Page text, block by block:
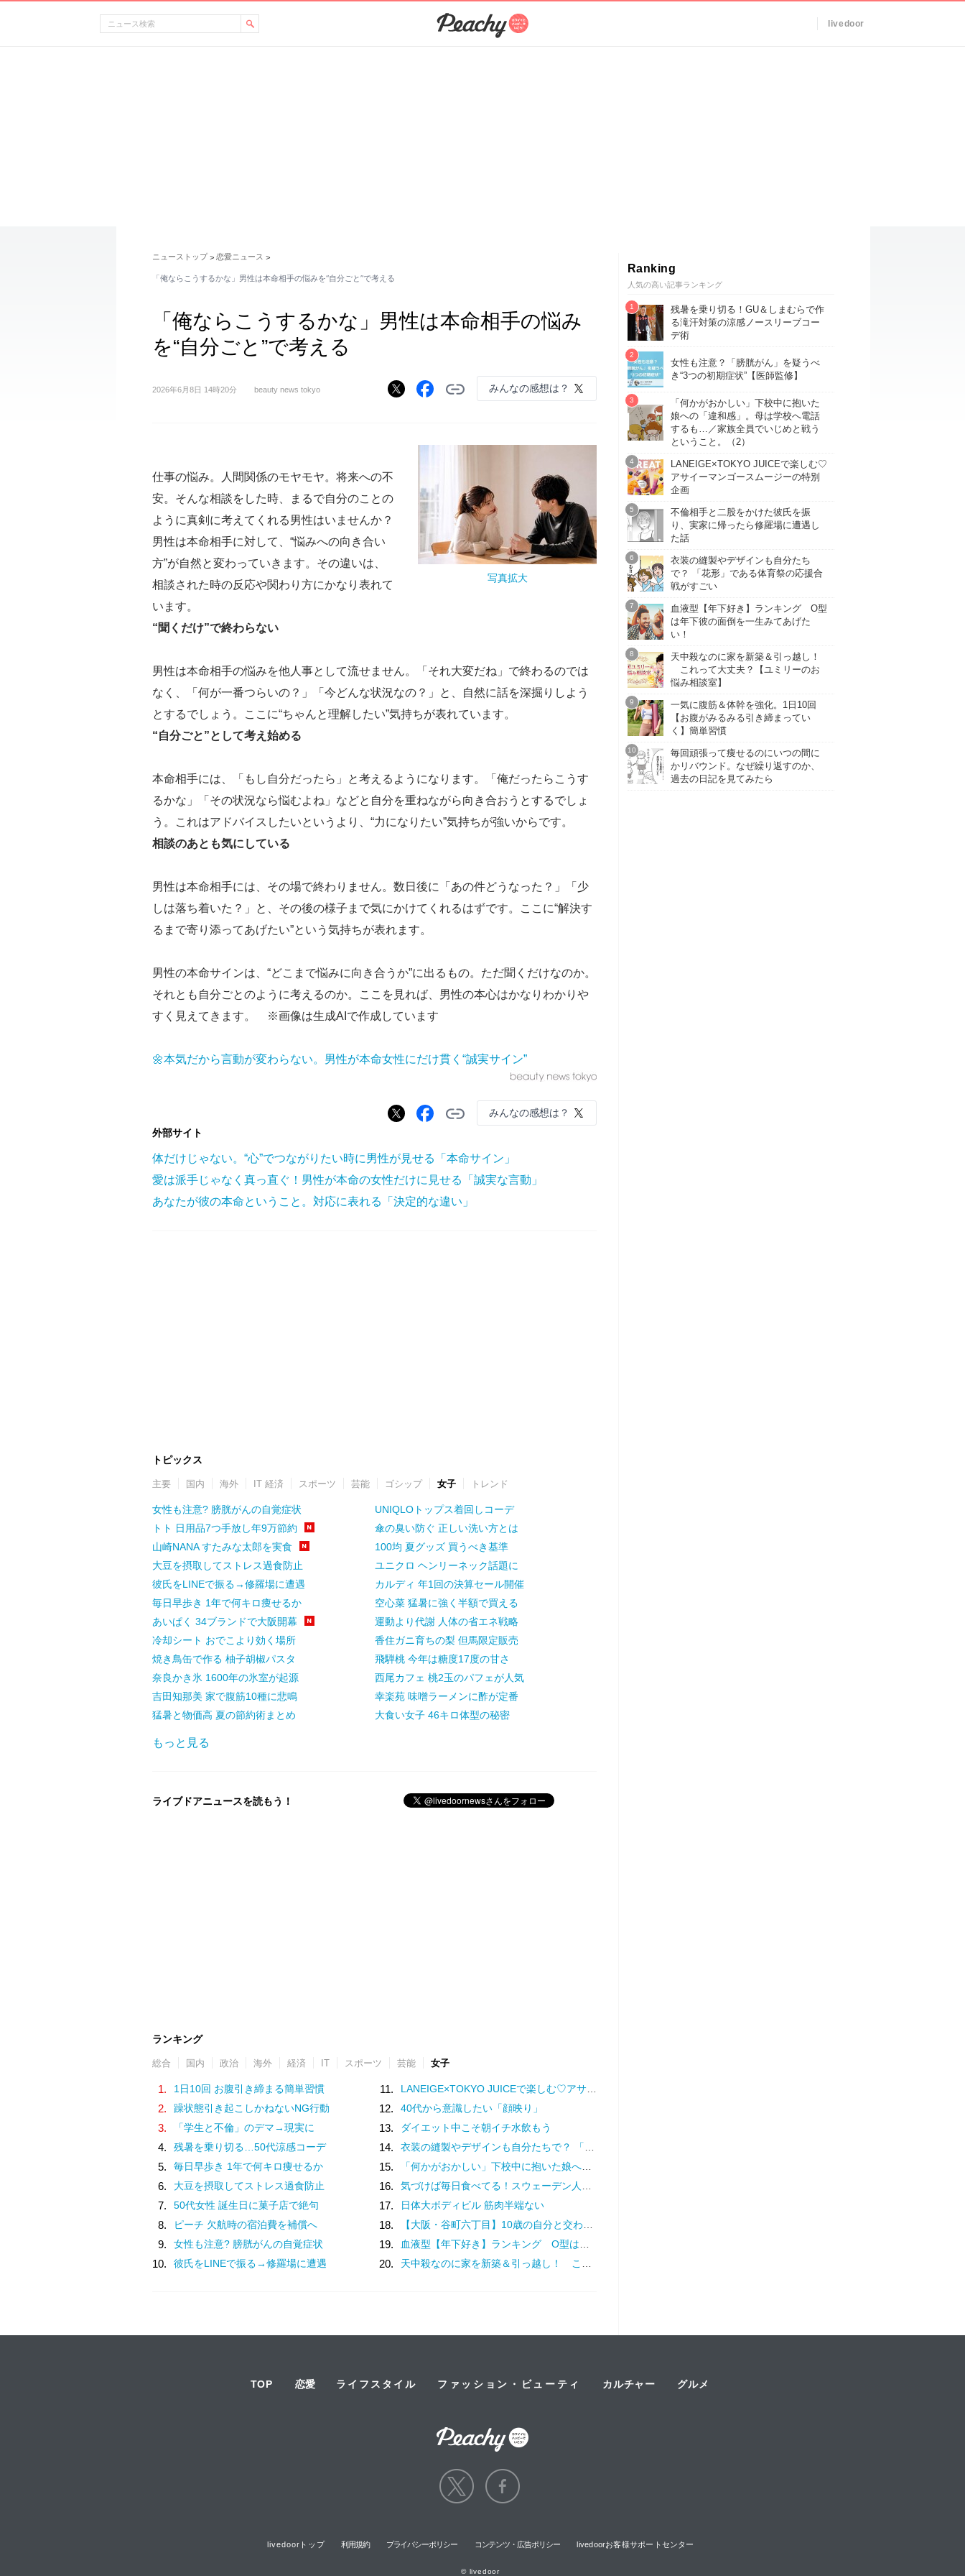
livedoor
ニューストップ > 恋愛ニュース >
「俺ならこうするかな」男性は本命相手の悩みを“自分ごと”で考える
「俺ならこうするかな」男性は本命相手の悩み
を“自分ごと”で考える
2026年6月8日 14時20分 beauty news tokyo みんなの感想は？
写真拡大
仕事の悩み。人間関係のモヤモヤ。将来への不
安。そんな相談をした時、まるで自分のことの
ように真剣に考えてくれる男性はいませんか？
男性は本命相手に対して、“悩みへの向き合い
方”が自然と変わっていきます。その違いは、
相談された時の反応や関わり方にかなり表れて
います。
“聞くだけ”で終わらない
男性は本命相手の悩みを他人事として流せません。「それ大変だね」で終わるのでは
なく、「何が一番つらいの？」「今どんな状況なの？」と、自然に話を深掘りしよう
とするでしょう。ここに“ちゃんと理解したい”気持ちが表れています。
“自分ごと”として考え始める
本命相手には、「もし自分だったら」と考えるようになります。「俺だったらこうす
るかな」「その状況なら悩むよね」などと自分を重ねながら向き合おうとするでしょ
う。これはアドバイスしたいというより、“力になりたい”気持ちが強いからです。
相談のあとも気にしている
男性は本命相手には、その場で終わりません。数日後に「あの件どうなった？」「少
しは落ち着いた？」と、その後の様子まで気にかけてくれるはずです。ここに“解決す
るまで寄り添ってあげたい”という気持ちが表れます。
男性の本命サインは、“どこまで悩みに向き合うか”に出るもの。ただ聞くだけなのか。
それとも自分ごとのように考えるのか。ここを見れば、男性の本心はかなりわかりや
すく見えてきます。 ※画像は生成AIで作成しています
🌼本気だから言動が変わらない。男性が本命女性にだけ貫く“誠実サイン”
みんなの感想は？
外部サイト
体だけじゃない。“心”でつながりたい時に男性が見せる「本命サイン」
愛は派手じゃなく真っ直ぐ！男性が本命の女性だけに見せる「誠実な言動」
あなたが彼の本命ということ。対応に表れる「決定的な違い」
トピックス
主要 国内 海外 IT 経済 スポーツ 芸能 ゴシップ 女子 トレンド
女性も注意? 膀胱がんの自覚症状
トト 日用品7つ手放し年9万節約
山崎NANA すたみな太郎を実食
大豆を摂取してストレス過食防止
彼氏をLINEで振る→修羅場に遭遇
毎日早歩き 1年で何キロ痩せるか
あいぱく 34ブランドで大阪開幕
冷却シート おでこより効く場所
焼き鳥缶で作る 柚子胡椒パスタ
奈良かき氷 1600年の氷室が起源
吉田知那美 家で腹筋10種に悲鳴
猛暑と物価高 夏の節約術まとめ
UNIQLOトップス着回しコーデ
傘の臭い防ぐ 正しい洗い方とは
100均 夏グッズ 買うべき基準
ユニクロ ヘンリーネック話題に
カルディ 年1回の決算セール開催
空心菜 猛暑に強く半額で買える
運動より代謝 人体の省エネ戦略
香住ガニ育ちの梨 但馬限定販売
飛騨桃 今年は糖度17度の甘さ
西尾カフェ 桃2玉のパフェが人気
幸楽苑 味噌ラーメンに酢が定番
大食い女子 46キロ体型の秘密
もっと見る
ライブドアニュースを読もう！
ランキング
総合 国内 政治 海外 経済 IT スポーツ 芸能 女子
1. 1日10回 お腹引き締まる簡単習慣
2. 躁状態引き起こしかねないNG行動
3. 「学生と不倫」のデマ→現実に
4. 残暑を乗り切る…50代涼感コーデ
5. 毎日早歩き 1年で何キロ痩せるか
6. 大豆を摂取してストレス過食防止
7. 50代女性 誕生日に菓子店で絶句
8. ピーチ 欠航時の宿泊費を補償へ
9. 女性も注意? 膀胱がんの自覚症状
10. 彼氏をLINEで振る→修羅場に遭遇
11. LANEIGE×TOKYO JUICEで楽しむ♡アサイーマンゴースムージーの特別企画
12. 40代から意識したい「顔映り」
13. ダイエット中こそ朝イチ水飲もう
14. 衣装の縫製やデザインも自分たちで？ 「花形」である体育祭の応援合戦がすごい
15. 「何かがおかしい」下校中に抱いた娘への「違和感」。母は学校へ電話するも…／家族全員でいじめと戦うということ。（2）
16. 気づけば毎日食べてる！スウェーデン人漫画家がリピートし続ける日本の定番食
17. 日体大ボディビル 筋肉半端ない
18. 【大阪・谷町六丁目】10歳の自分と交わした約束。名店での猛修業を経てオープンした「ma journée（マジョルネ）」が提案する、日常に寄り添うフランス菓子
19. 血液型【年下好き】ランキング O型は年下彼の面倒を一生みてあげたい！
20. 天中殺なのに家を新築＆引っ越し！ これって大丈夫？【ユミリーのお悩み相談室】
Ranking
人気の高い記事ランキング
残暑を乗り切る！GU＆しまむらで作
る滝汗対策の涼感ノースリーブコー
デ術
女性も注意？「膀胱がん」を疑うべ
き“3つの初期症状”【医師監修】
「何かがおかしい」下校中に抱いた
娘への「違和感」。母は学校へ電話
するも…／家族全員でいじめと戦う
ということ。（2）
LANEIGE×TOKYO JUICEで楽しむ♡
アサイーマンゴースムージーの特別
企画
不倫相手と二股をかけた彼氏を振
り、実家に帰ったら修羅場に遭遇し
た話
衣装の縫製やデザインも自分たち
で？ 「花形」である体育祭の応援合
戦がすごい
血液型【年下好き】ランキング O型
は年下彼の面倒を一生みてあげた
い！
天中殺なのに家を新築＆引っ越し！
これって大丈夫？【ユミリーのお
悩み相談室】
一気に腹筋＆体幹を強化。1日10回
【お腹がみるみる引き締まってい
く】簡単習慣
毎回頑張って痩せるのにいつの間に
かリバウンド。なぜ繰り返すのか、
過去の日記を見てみたら
TOP 恋愛 ライフスタイル ファッション・ビューティ カルチャー グルメ
livedoorトップ 利用規約 プライバシーポリシー コンテンツ・広告ポリシー livedoorお客様サポートセンター
© livedoor